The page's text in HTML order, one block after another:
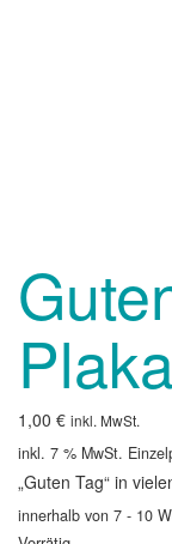
1,00 € inkl. MwSt.
inkl. 7 % MwSt.
„Guten Tag“ in
innerhalb von 7 - 10